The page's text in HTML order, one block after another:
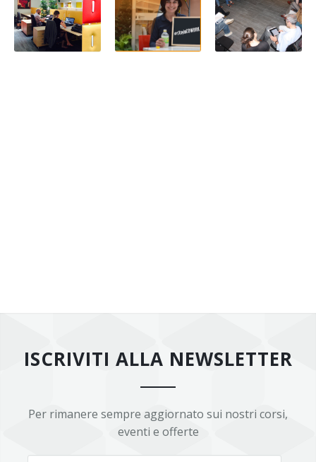
ISCRIVITI ALLA NEWSLETTER
Per rimanere sempre aggiornato sui nostri corsi,
eventi e offerte